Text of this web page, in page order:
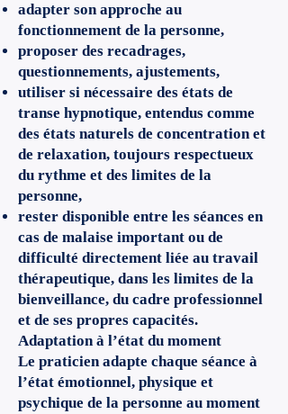
adapter son approche au
fonctionnement de la personne,
proposer des recadrages,
questionnements, ajustements,
utiliser si nécessaire des états de
transe hypnotique, entendus comme
des états naturels de concentration et
de relaxation, toujours respectueux
du rythme et des limites de la
personne,
rester disponible entre les séances en
cas de malaise important ou de
difficulté directement liée au travail
thérapeutique, dans les limites de la
bienveillance, du cadre professionnel
et de ses propres capacités.
Adaptation à l’état du moment
Le praticien adapte chaque séance à
l’état émotionnel, physique et
psychique de la personne au moment